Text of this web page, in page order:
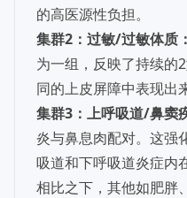
的高医源性负担。
集群2：过敏/过敏体质：
为一组，反映了持续的
同的上皮屏障中表现出来
集群3：上呼吸道/鼻窦
炎与鼻息肉配对。这强
吸道和下呼吸道炎症内
相比之下，其他如肥胖